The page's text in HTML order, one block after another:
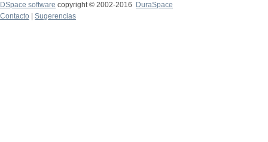
DSpace software copyright © 2002-2016
DuraSpace
Contacto
Sugerencias